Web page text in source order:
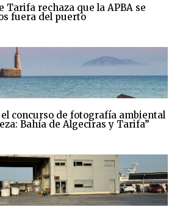
Tarifa rechaza que la APBA se
fuera del puerto
el concurso de fotografía ambiental
Bahía de Algeciras y Tarifa”